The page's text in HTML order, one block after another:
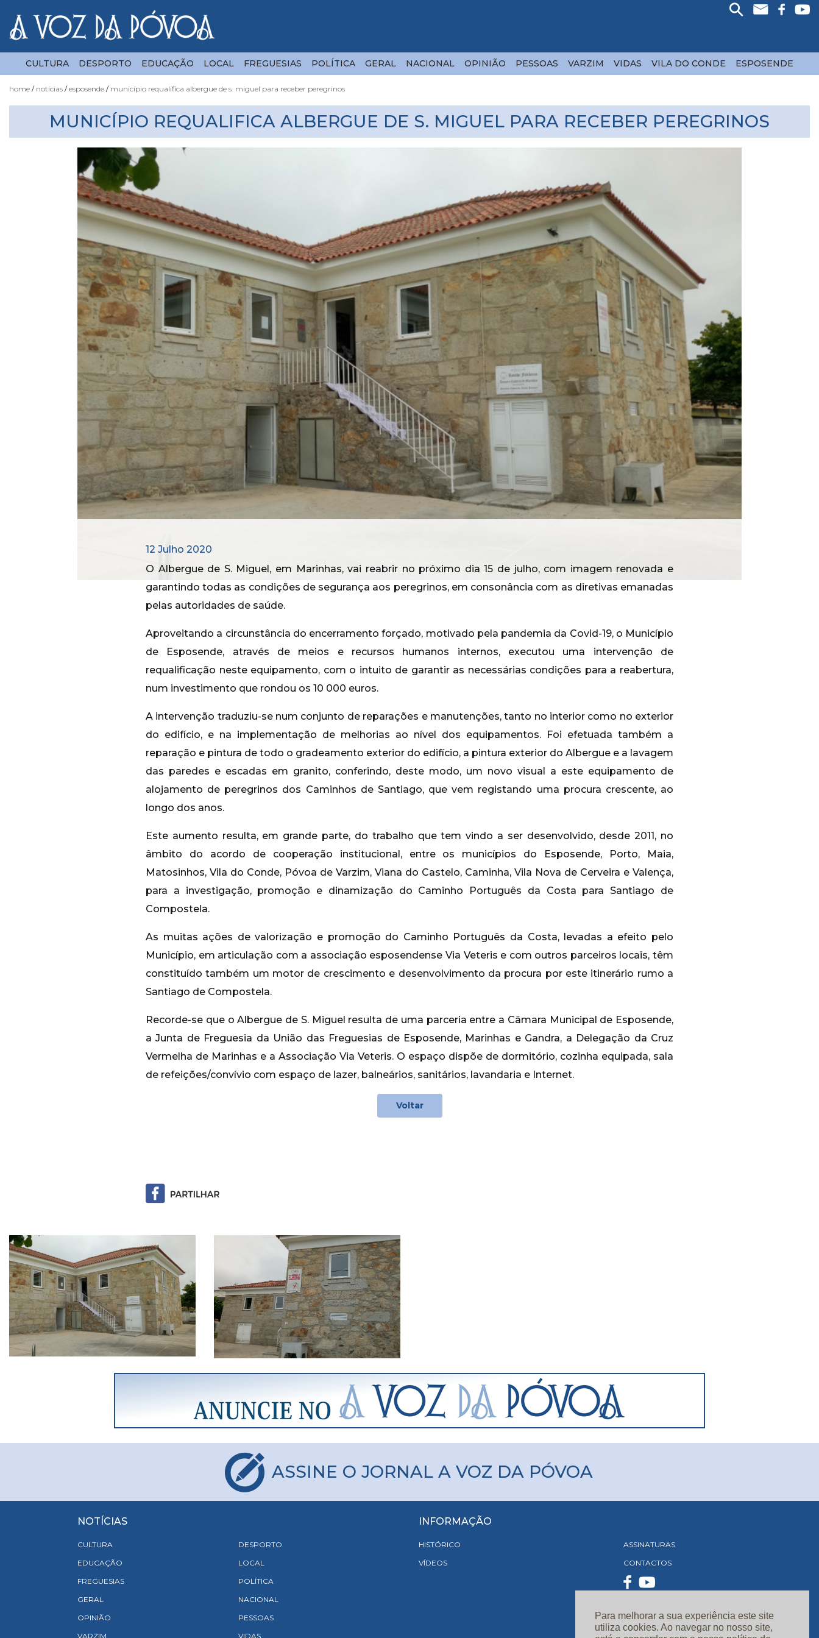
Para melhorar a sua experiência este site
utiliza cookies. Ao navegar no nosso site,
CULTURA DESPORTO EDUCAÇÃO LOCAL FREGUESIAS POLÍTICA GERAL NACIONAL OPINIÃO PESSOAS VARZIM VIDAS VILA DO CONDE ESPOSENDE
home notícias esposende município requalifica albergue de s. miguel para receber peregrinos
MUNICÍPIO REQUALIFICA ALBERGUE DE S. MIGUEL PARA RECEBER PEREGRINOS
12 Julho 2020
O Albergue de S. Miguel, em Marinhas, vai reabrir no próximo dia 15 de julho, com imagem renovada e
garantindo todas as condições de segurança aos peregrinos, em consonância com as diretivas emanadas
pelas autoridades de saúde.
Aproveitando a circunstância do encerramento forçado, motivado pela pandemia da Covid-19, o Município
de Esposende, através de meios e recursos humanos internos, executou uma intervenção de
requalificação neste equipamento, com o intuito de garantir as necessárias condições para a reabertura,
num investimento que rondou os 10 000 euros.
A intervenção traduziu-se num conjunto de reparações e manutenções, tanto no interior como no exterior
do edifício, e na implementação de melhorias ao nível dos equipamentos. Foi efetuada também a
reparação e pintura de todo o gradeamento exterior do edifício, a pintura exterior do Albergue e a lavagem
das paredes e escadas em granito, conferindo, deste modo, um novo visual a este equipamento de
alojamento de peregrinos dos Caminhos de Santiago, que vem registando uma procura crescente, ao
longo dos anos.
Este aumento resulta, em grande parte, do trabalho que tem vindo a ser desenvolvido, desde 2011, no
âmbito do acordo de cooperação institucional, entre os municípios do Esposende, Porto, Maia,
Matosinhos, Vila do Conde, Póvoa de Varzim, Viana do Castelo, Caminha, Vila Nova de Cerveira e Valença,
para a investigação, promoção e dinamização do Caminho Português da Costa para Santiago de
Compostela.
As muitas ações de valorização e promoção do Caminho Português da Costa, levadas a efeito pelo
Município, em articulação com a associação esposendense Via Veteris e com outros parceiros locais, têm
constituído também um motor de crescimento e desenvolvimento da procura por este itinerário rumo a
Santiago de Compostela.
Recorde-se que o Albergue de S. Miguel resulta de uma parceria entre a Câmara Municipal de Esposende,
a Junta de Freguesia da União das Freguesias de Esposende, Marinhas e Gandra, a Delegação da Cruz
Vermelha de Marinhas e a Associação Via Veteris. O espaço dispõe de dormitório, cozinha equipada, sala
de refeições/convívio com espaço de lazer, balneários, sanitários, lavandaria e Internet.
Voltar
ASSINE O JORNAL A VOZ DA PÓVOA
NOTÍCIAS
CULTURA
DESPORTO
EDUCAÇÃO
LOCAL
FREGUESIAS
POLÍTICA
GERAL
NACIONAL
OPINIÃO
PESSOAS
VARZIM
VIDAS
INFORMAÇÃO
HISTÓRICO
VÍDEOS
ASSINATURAS
CONTACTOS